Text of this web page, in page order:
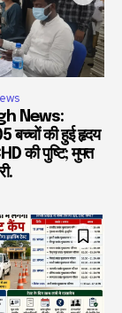
News:
बच्चों की हुई हृदय
की पुष्टि; मुफ्त